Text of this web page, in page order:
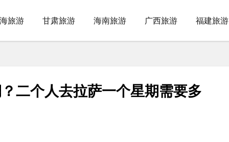
旅游 甘肃旅游 海南旅游 广西旅游 福建旅游
二个人去拉萨一个星期需要多